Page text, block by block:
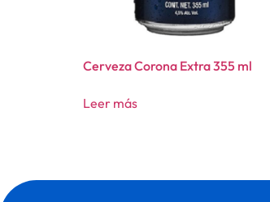
Cerveza Corona Extra 355 ml
Leer más